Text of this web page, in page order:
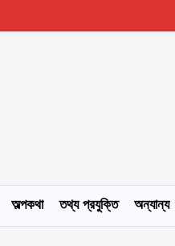
অল্পকথা তথ্য প্রযুক্তি অন্যান্য